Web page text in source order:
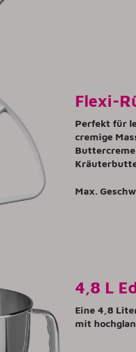
Flexi-
Perfekt für
cremige
Max.
4,8 L
Eine 4,8
mit